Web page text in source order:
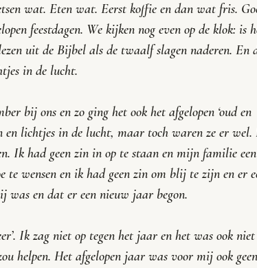
wat. Eten wat. Eerst koffie en dan wat fris.
feestdagen. We kijken nog even op de klok: is
uit de Bijbel als de twaalf slagen naderen. En
in de lucht.
bij ons en zo ging het ook het afgelopen ‘oud en
lichtjes in de lucht, maar toch waren ze er wel.
Ik had geen zin in op te staan en mijn familie een
te wensen en ik had geen zin om blij te zijn en er
was en dat er een nieuw jaar begon.
. Ik zag niet op tegen het jaar en het was ook
helpen. Het afgelopen jaar was voor mij ook geen